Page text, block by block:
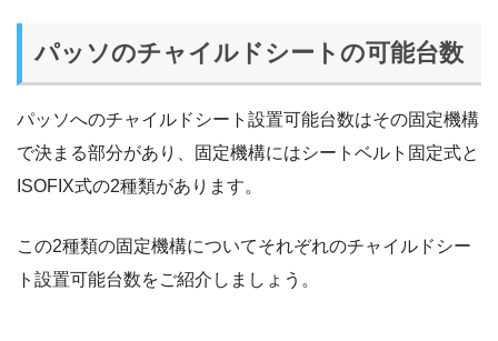
パッソのチャイルドシートの可能台数
パッソへのチャイルドシート設置可能台数はその固定機構
で決まる部分があり、固定機構にはシートベルト固定式と
ISOFIX式の2種類があります。
この2種類の固定機構についてそれぞれのチャイルドシー
ト設置可能台数をご紹介しましょう。